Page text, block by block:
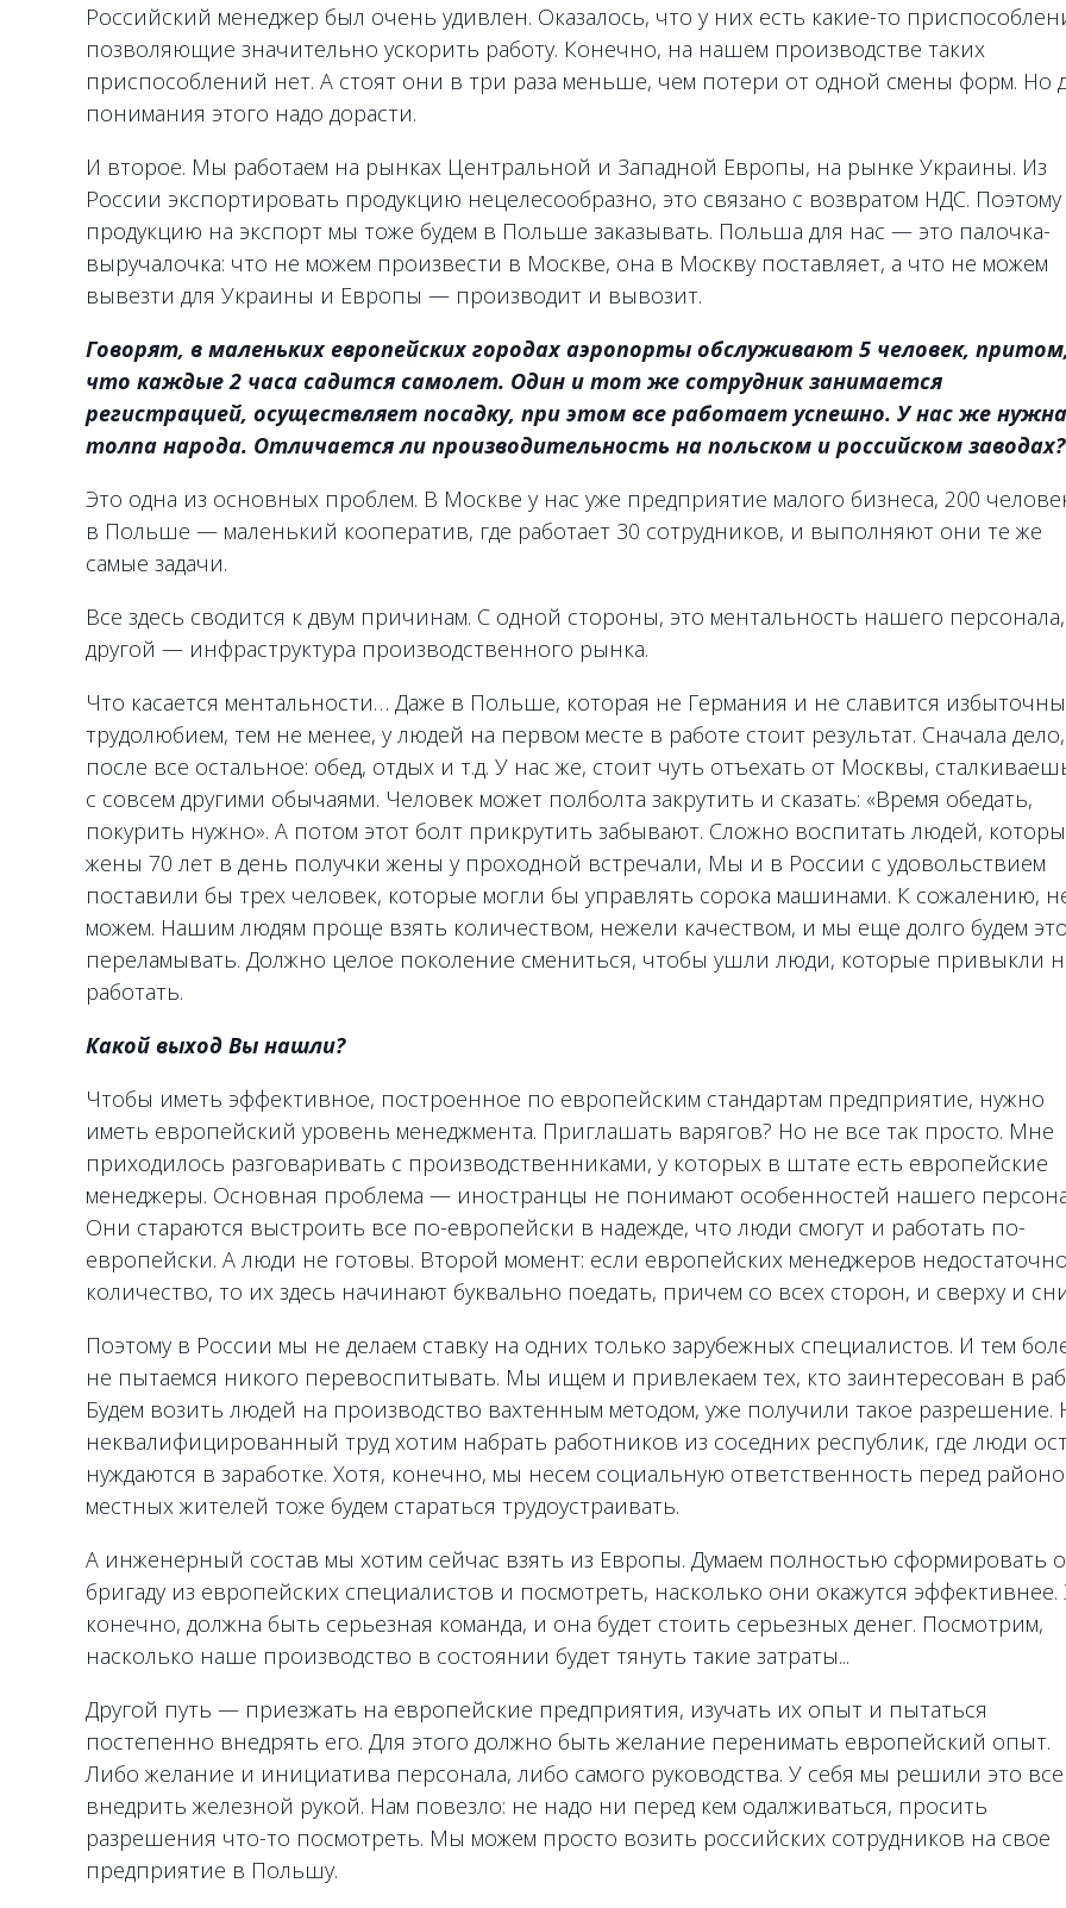
Российский менеджер был очень удивлен. Оказалось, что у них есть какие-то
позволяющие значительно ускорить работу. Конечно, на нашем производстве таких
приспособлений нет. А стоят они в три раза меньше, чем потери от одной смены форм. Но
понимания этого надо дорасти.
И второе. Мы работаем на рынках Центральной и Западной Европы, на рынке Украины. Из
России экспортировать продукцию нецелесообразно, это связано с возвратом НДС. Поэтому
продукцию на экспорт мы тоже будем в Польше заказывать. Польша для нас — это палочка-
выручалочка: что не можем произвести в Москве, она в Москву поставляет, а что не можем
вывезти для Украины и Европы — производит и вывозит.
Говорят, в маленьких европейских городах аэропорты обслуживают 5 человек,
что каждые 2 часа садится самолет. Один и тот же сотрудник занимается
регистрацией, осуществляет посадку, при этом все работает успешно. У нас же нужна
толпа народа. Отличается ли производительность на польском и российском заводах?
Это одна из основных проблем. В Москве у нас уже предприятие малого бизнеса, 200
в Польше — маленький кооператив, где работает 30 сотрудников, и выполняют они те же
самые задачи.
Все здесь сводится к двум причинам. С одной стороны, это ментальность нашего перcонала,
другой — инфраструктура производственного рынка.
Что касается ментальности… Даже в Польше, которая не Германия и не славится
трудолюбием, тем не менее, у людей на первом месте в работе стоит результат. Сначала
после все остальное: обед, отдых и т.д. У нас же, стоит чуть отъехать от Москвы,
с совсем другими обычаями. Человек может полболта закрутить и сказать: «Время обедать,
покурить нужно». А потом этот болт прикрутить забывают. Сложно воспитать людей,
жены 70 лет в день получки жены у проходной встречали, Мы и в России с удовольствием
поставили бы трех человек, которые могли бы управлять сорока машинами. К сожалению,
можем. Нашим людям проще взять количеством, нежели качеством, и мы еще долго будем это
переламывать. Должно целое поколение смениться, чтобы ушли люди, которые привыкли
работать.
Какой выход Вы нашли?
Чтобы иметь эффективное, построенное по европейским стандартам предприятие, нужно
иметь европейский уровень менеджмента. Приглашать варягов? Но не все так просто. Мне
приходилось разговаривать с производственниками, у которых в штате есть европейские
менеджеры. Основная проблема — иностранцы не понимают особенностей нашего
Они стараются выстроить все по-европейски в надежде, что люди смогут и работать по-
европейски. А люди не готовы. Второй момент: если европейских менеджеров
количество, то их здесь начинают буквально поедать, причем со всех сторон, и сверху и
Поэтому в России мы не делаем ставку на одних только зарубежных специалистов. И тем
не пытаемся никого перевоспитывать. Мы ищем и привлекаем тех, кто заинтересован в
Будем возить людей на производство вахтенным методом, уже получили такое разрешение.
неквалифицированный труд хотим набрать работников из соседних республик, где люди
нуждаются в заработке. Хотя, конечно, мы несем социальную ответственность перед
местных жителей тоже будем стараться трудоустраивать.
А инженерный состав мы хотим сейчас взять из Европы. Думаем полностью сформировать
бригаду из европейских специалистов и посмотреть, насколько они окажутся эффективнее.
конечно, должна быть серьезная команда, и она будет стоить серьезных денег. Посмотрим,
насколько наше производство в состоянии будет тянуть такие затраты...
Другой путь — приезжать на европейские предприятия, изучать их опыт и пытаться
постепенно внедрять его. Для этого должно быть желание перенимать европейский опыт.
Либо желание и инициатива персонала, либо самого руководства. У себя мы решили это все
внедрить железной рукой. Нам повезло: не надо ни перед кем одалживаться, просить
разрешения что-то посмотреть. Мы можем просто возить российских сотрудников на свое
предприятие в Польшу.